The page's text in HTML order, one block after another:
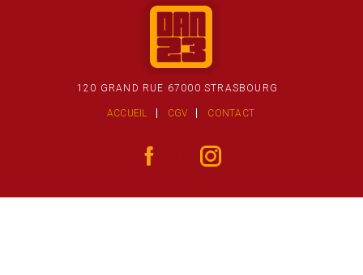
120 GRAND RUE 67000 STRASBOURG
ACCUEIL CGV CONTACT